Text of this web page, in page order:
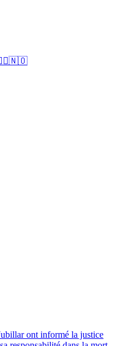
ont informé la justice